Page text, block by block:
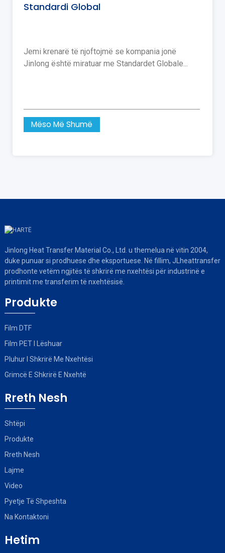
Standardi Global
Jemi krenarë të njoftojmë se kompania jonë
Jinlong është miratuar me Standardet Globale...
Mëso Më Shumë
Jinlong Heat Transfer Material Co., Ltd. u themelua në vitin 2004,
duke punuar si prodhuese dhe eksportuese. Në fillim, JLheattransfer
prodhonte vetëm ngjitës të shkrirë me nxehtësi për industrinë e
printimit me transferim të nxehtësisë.
Produkte
Film DTF
Film PET I Lëshuar
Pluhur I Shkrirë Me Nxehtësi
Grimcë E Shkrirë E Nxehtë
Rreth Nesh
Shtëpi
Produkte
Rreth Nesh
Lajme
Video
Pyetje Të Shpeshta
Na Kontaktoni
Hetim